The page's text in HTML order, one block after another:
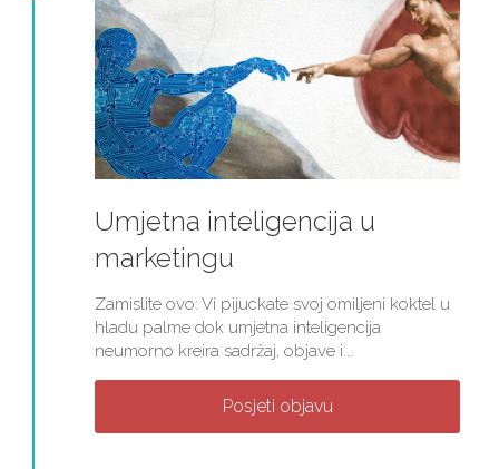
Umjetna inteligencija u
marketingu
Zamislite ovo: Vi pijuckate svoj omiljeni koktel u
hladu palme dok umjetna inteligencija
neumorno kreira sadržaj, objave i...
Posjeti objavu